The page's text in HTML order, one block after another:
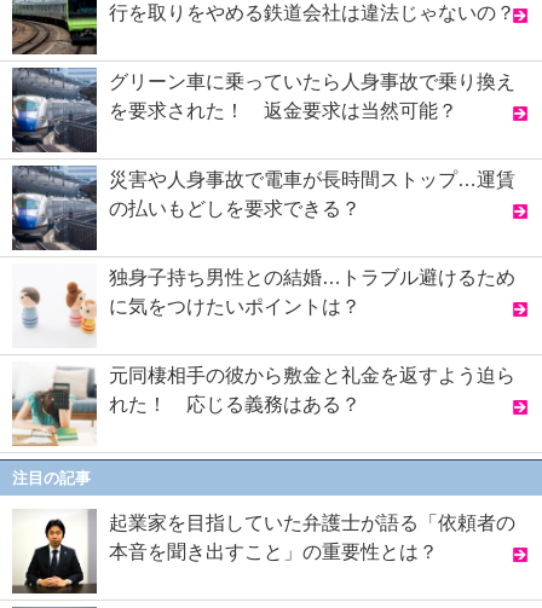
行を取りをやめる鉄道会社は違法じゃないの？
グリーン車に乗っていたら人身事故で乗り換え
を要求された！ 返金要求は当然可能？
災害や人身事故で電車が長時間ストップ…運賃
の払いもどしを要求できる？
独身子持ち男性との結婚…トラブル避けるため
に気をつけたいポイントは？
元同棲相手の彼から敷金と礼金を返すよう迫ら
れた！ 応じる義務はある？
注目の記事
起業家を目指していた弁護士が語る「依頼者の
本音を聞き出すこと」の重要性とは？